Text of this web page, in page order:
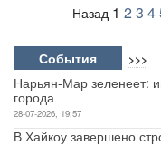
Назад 1 2 3 4
События >>>
Нарьян-Мар зеленеет:
города
28-07-2026, 19:57
В Хайкоу завершено